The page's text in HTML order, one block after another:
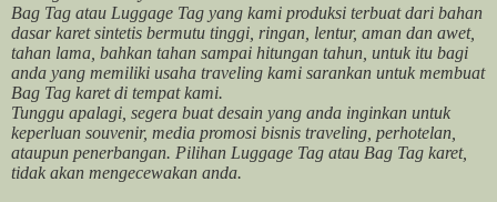
Bag Tag atau Luggage Tag yang kami produksi terbuat dari bahan
dasar karet sintetis bermutu tinggi, ringan, lentur, aman dan awet,
tahan lama, bahkan tahan sampai hitungan tahun, untuk itu bagi
anda yang memiliki usaha traveling kami sarankan untuk membuat
Bag Tag karet di tempat kami.
Tunggu apalagi, segera buat desain yang anda inginkan untuk
keperluan souvenir, media promosi bisnis traveling, perhotelan,
ataupun penerbangan. Pilihan Luggage Tag atau Bag Tag karet,
tidak akan mengecewakan anda.